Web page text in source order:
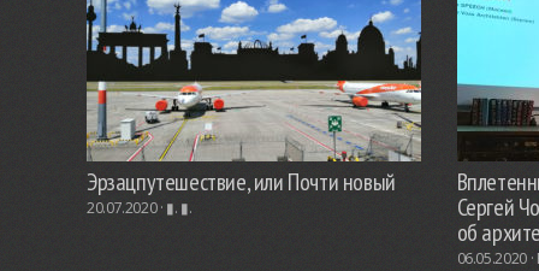
Эрзацпутешествие, или Почти новый
20.07.2020 · ▮. ▮.
Сергей
об
06.05.2020 ·